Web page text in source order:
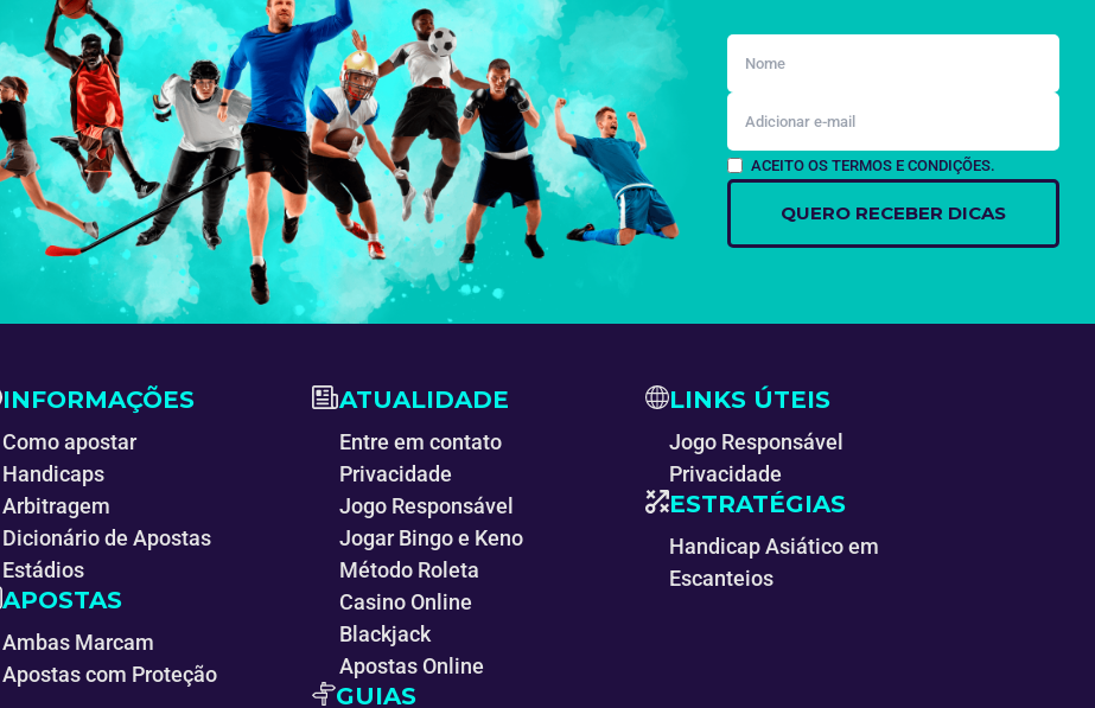
ACEITO OS TERMOS E CONDIÇÕES.
INFORMAÇÕES
Como apostar
Handicaps
Arbitragem
Dicionário de Apostas
Estádios
APOSTAS
Ambas Marcam
Apostas com Proteção
ATUALIDADE
Entre em contato
Privacidade
Jogo Responsável
Jogar Bingo e Keno
Método Roleta
Casino Online
Blackjack
Apostas Online
GUIAS
LINKS ÚTEIS
Jogo Responsável
Privacidade
ESTRATÉGIAS
Handicap Asiático em
Escanteios